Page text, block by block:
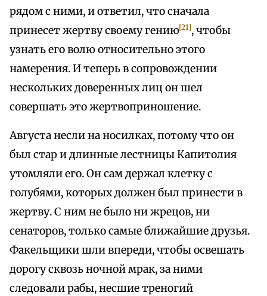
рядом с ними, и ответил, что сначала
принесет жертву своему гению[21], чтобы
узнать его волю относительно этого
намерения. И теперь в сопровождении
нескольких доверенных лиц он шел
совершать это жертвоприношение.
Августа несли на носилках, потому что он
был стар и длинные лестницы Капитолия
утомляли его. Он сам держал клетку с
голубями, которых должен был принести в
жертву. С ним не было ни жрецов, ни
сенаторов, только самые ближайшие друзья.
Факельщики шли впереди, чтобы освешать
дорогу сквозь ночной мрак, за ними
следовали рабы, несшие треногий